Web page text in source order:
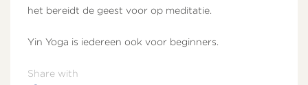
het bereidt de geest voor op meditatie.
Yin Yoga is iedereen ook voor beginners.
Share with